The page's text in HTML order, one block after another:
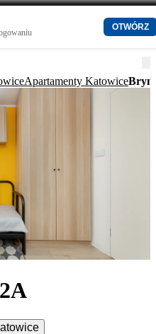
OTWÓRZ
Apartamenty Katowice